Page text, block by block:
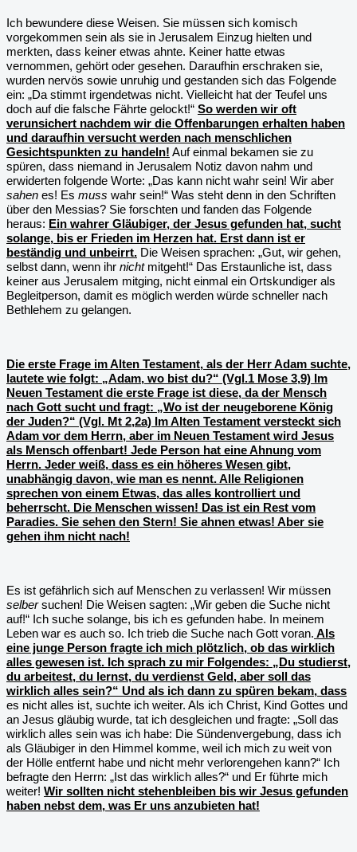
Ich bewundere diese Weisen. Sie müssen sich komisch
vorgekommen sein als sie in Jerusalem Einzug hielten und
merkten, dass keiner etwas ahnte. Keiner hatte etwas
vernommen, gehört oder gesehen. Daraufhin erschraken sie,
wurden nervös sowie unruhig und gestanden sich das Folgende
ein: „Da stimmt irgendetwas nicht. Vielleicht hat der Teufel uns
doch auf die falsche Fährte gelockt!“ So werden wir oft
verunsichert nachdem wir die Offenbarungen erhalten haben
und daraufhin versucht werden nach menschlichen
Gesichtspunkten zu handeln! Auf einmal bekamen sie zu
spüren, dass niemand in Jerusalem Notiz davon nahm und
erwiderten folgende Worte: „Das kann nicht wahr sein! Wir aber
sahen es! Es muss wahr sein!“ Was steht denn in den Schriften
über den Messias? Sie forschten und fanden das Folgende
heraus: Ein wahrer Gläubiger, der Jesus gefunden hat, sucht
solange, bis er Frieden im Herzen hat. Erst dann ist er
beständig und unbeirrt. Die Weisen sprachen: „Gut, wir gehen,
selbst dann, wenn ihr nichtmitgeht!“ Das Erstaunliche ist, dass
keiner aus Jerusalem mitging, nicht einmal ein Ortskundiger als
Begleitperson, damit es möglich werden würde schneller nach
Bethlehem zu gelangen.
Die erste Frage im Alten Testament, als der Herr Adam suchte,
lautete wie folgt: „Adam, wo bist du?“ (Vgl.1 Mose 3,9) Im
Neuen Testament die erste Frage ist diese, da der Mensch
nach Gott sucht und fragt: „Wo ist der neugeborene König
der Juden?“ (Vgl. Mt 2,2a) Im Alten Testament versteckt sich
Adam vor dem Herrn, aber im Neuen Testament wird Jesus
als Mensch offenbart! Jede Person hat eine Ahnung vom
Herrn. Jeder weiß, dass es ein höheres Wesen gibt,
unabhängig davon, wie man es nennt. Alle Religionen
sprechen von einem Etwas, das alles kontrolliert und
beherrscht. Die Menschen wissen! Das ist ein Rest vom
Paradies. Sie sehen den Stern! Sie ahnen etwas! Aber sie
gehen ihm nicht nach!
Es ist gefährlich sich auf Menschen zu verlassen! Wir müssen
selbersuchen! Die Weisen sagten: „Wir geben die Suche nicht
auf!“ Ich suche solange, bis ich es gefunden habe. In meinem
Leben war es auch so. Ich trieb die Suche nach Gott voran. Als
eine junge Person fragte ich mich plötzlich, ob das wirklich
alles gewesen ist. Ich sprach zu mir Folgendes: „Du studierst,
du arbeitest, du lernst, du verdienst Geld, aber soll das
wirklich alles sein?“ Und als ich dann zu spüren bekam, dass
es nicht alles ist, suchte ich weiter. Als ich Christ, Kind Gottes und
an Jesus gläubig wurde, tat ich desgleichen und fragte: „Soll das
wirklich alles sein was ich habe: Die Sündenvergebung, dass ich
als Gläubiger in den Himmel komme, weil ich mich zu weit von
der Hölle entfernt habe und nicht mehr verlorengehen kann?“ Ich
befragte den Herrn: „Ist das wirklich alles?“ und Er führte mich
weiter! Wir sollten nicht stehenbleiben bis wir Jesus gefunden
haben nebst dem, was Er uns anzubieten hat!